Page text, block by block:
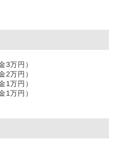
3万円）
2万円）
1万円）
1万円）